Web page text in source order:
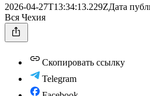
2026-04-27T13:34:13.229ZДата
Вся Чехия
Скопировать ссылку
Telegram